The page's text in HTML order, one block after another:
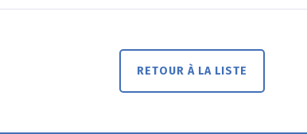
RETOUR À LA LISTE